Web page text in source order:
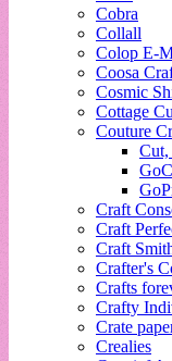
Cobra
Collall
Colop E-
Coosa
Cosmic
Cottage
Couture
Cut,
Craft
Craft
Craft
Crafter's
Crafts
Crafty
Crate
Crealies